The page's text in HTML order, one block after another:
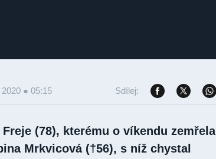
● 05:15 Sdílej:
(78), kterému o víkendu zemřela
Mrkvicová (†56), s níž chystal